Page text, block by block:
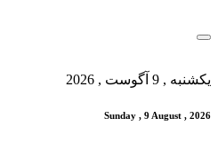
یکشنبه , 9 آگوست , 2026
Sunday , 9 August , 2026